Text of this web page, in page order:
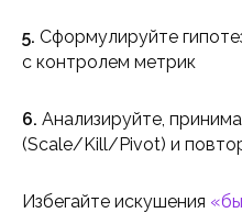
5. Сформулируйте
с контролем метрик
6. Анализируйте,
(Scale/Kill/Pivot) и
Избегайте искушения